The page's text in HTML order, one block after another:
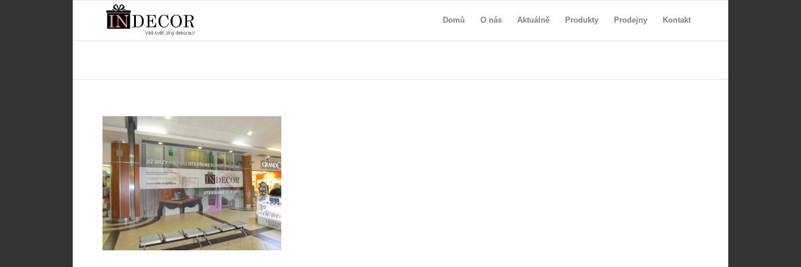
Domů O nás Aktuálně Produkty Prodejny Kontakt